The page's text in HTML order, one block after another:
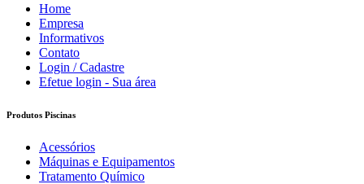
Home
Empresa
Informativos
Contato
Login / Cadastre
Efetue login - Sua área
Produtos Piscinas
Acessórios
Máquinas e Equipamentos
Tratamento Químico